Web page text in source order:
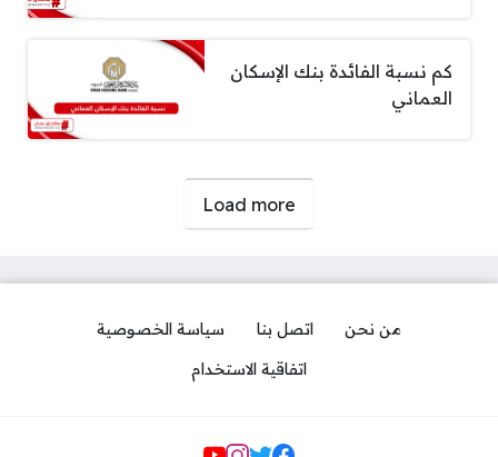
كم نسبة الفائدة بنك الإسكان
العماني
Load more
من نحن اتصل بنا
سياسة الخصوصية
اتفاقية الاستخدام